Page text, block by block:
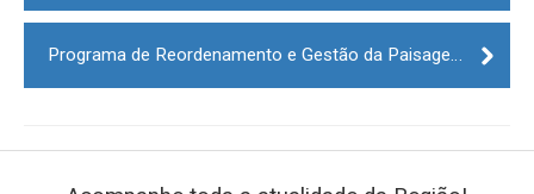
Programa de Reordenamento e Gestão da Paisagem das Serras de Leomil, Lapa e Alto de Penedono em consulta pública